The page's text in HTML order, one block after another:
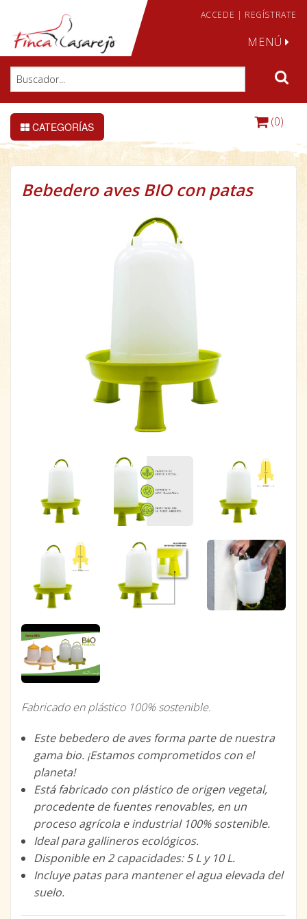
ACCEDE | REGÍSTRATE
MENÚ
CATEGORÍAS (0)
Bebedero aves BIO con patas
Fabricado en plástico 100% sostenible.
Este bebedero de aves forma parte de nuestra
gama bio. ¡Estamos comprometidos con el
planeta!
Está fabricado con plástico de origen vegetal,
procedente de fuentes renovables, en un
proceso agrícola e industrial 100% sostenible.
Ideal para gallineros ecológicos.
Disponible en 2 capacidades: 5 L y 10 L.
Incluye patas para mantener el agua elevada del
suelo.